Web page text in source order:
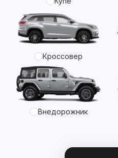
Кроссовер
Внедорожник